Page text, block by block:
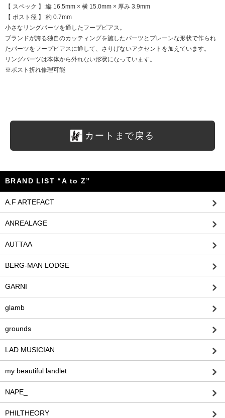
【 スペック 】:縦 16.5mm × 横 15.0mm × 厚み 3.9mm
【 ポスト径 】:約 0.7mm
小さなリングパーツを通したフープピアス。
ブランドが誇る独自のカッティングを施したパーツとプレーンな形状で作られ
たパーツをフープピアスに通して、さりげないアクセントを加えています。
リングパーツは本体から外れない形状になっています。
※ポスト折れ修理可能
カートまで戻る
BRAND LIST “A to Z”
A.F ARTEFACT
ANREALAGE
AUTTAA
BERG-MAN LODGE
GARNI
glamb
grounds
LAD MUSICIAN
my beautiful landlet
NAPE_
PHILTHEORY